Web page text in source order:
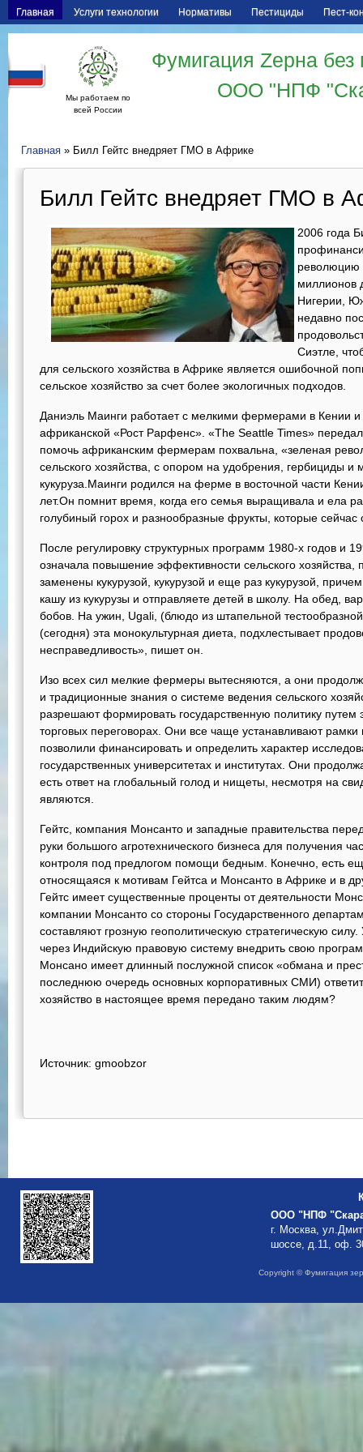
Главная Услуги технологии Нормативы Пестициды Пест-
Мы работаем по
всей России
Фумигация Zерна
ООО "НПФ
Главная » Билл Гейтс внедряет ГМО в Африке
Билл Гейтс внедряет ГМО в
2006 года
революцию
миллионов
Нигерии,
недавно
Сиэтле,
для сельского хозяйства в Африке является ошибочной
сельское хозяйство за счет более экологичных подходов.
Даниэль Маинги работает с мелкими фермерами в Кении и
африканской «Рост Рарфенс». «The Seattle Times»
помочь африканским фермерам похвальна, «зеленая
сельского хозяйства, с опором на удобрения, гербициды и
кукуруза.Маинги родился на ферме в восточной части
лет.Он помнит время, когда его семья выращивала и ела
голубиный горох и разнообразные фрукты, которые сейчас
После регулировку структурных программ 1980-х годов и
означала повышение эффективности сельского хозяйства,
заменены кукурузой, кукурузой и еще раз кукурузой,
кашу из кукурузы и отправляете детей в школу. На обед,
бобов. На ужин, Ugali, (блюдо из штапельной
(сегодня) эта монокультурная диета, подхлестывает
несправедливость», пишет он.
Изо всех сил мелкие фермеры вытесняются, а они
и традиционные знания о системе ведения сельского
разрешают формировать государственную политику путем
торговых переговорах. Они все чаще устанавливают рамки
позволили финансировать и определить характер
государственных университетах и институтах. Они
есть ответ на глобальный голод и нищеты, несмотря на
являются.
Гейтс, компания Монсанто и западные правительства
руки большого агротехнического бизнеса для получения
контроля под предлогом помощи бедным. Конечно, есть
относящаяся к мотивам Гейтса и Монсанто в Африке и в
Гейтс имеет существенные проценты от деятельности
компании Монсанто со стороны Государственного
составляют грозную геополитическую стратегическую
через Индийскую правовую систему внедрить свою
Монсано имеет длинный послужной список «обмана и
последнюю очередь основных корпоративных СМИ)
хозяйство в настоящее время передано таким людям?
Источник: gmoobzor
ООО "НПФ
г. Москва,
шоссе, д.11, оф.
Copyright © Фумигация